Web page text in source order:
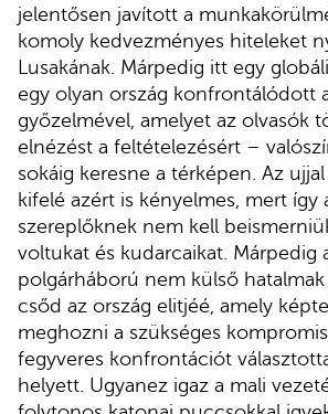
jelentősen javított a
komoly kedvezményes hiteleket
Lusakának. Márpedig itt egy
egy olyan ország konfrontálódott
győzelmével, amelyet az olvasók
elnézést a feltételezésért –
sokáig keresne a térképen. Az
kifelé azért is kényelmes, mert így
szereplőknek nem kell
voltukat és kudarcaikat. Márpedig
polgárháború nem külső hatalmak
csőd az ország elitjéé, amely
meghozni a szükséges
fegyveres konfrontációt
helyett. Ugyanez igaz a mali